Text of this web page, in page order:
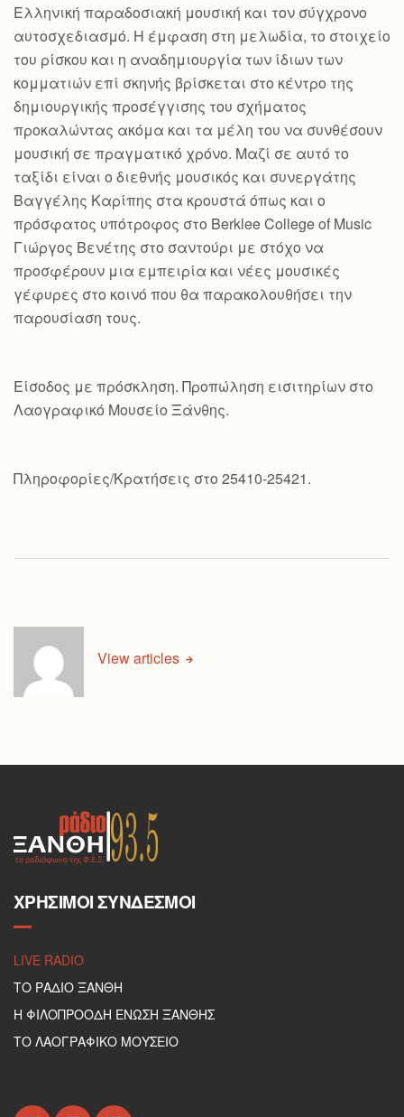
Ελληνική παραδοσιακή μουσική και τον σύγχρονο
αυτοσχεδιασμό. Η έμφαση στη μελωδία, το στοιχείο
του ρίσκου και η αναδημιουργία των ίδιων των
κομματιών επί σκηνής βρίσκεται στο κέντρο της
δημιουργικής προσέγγισης του σχήματος
προκαλώντας ακόμα και τα μέλη του να συνθέσουν
μουσική σε πραγματικό χρόνο. Μαζί σε αυτό το
ταξίδι είναι ο διεθνής μουσικός και συνεργάτης
Βαγγέλης Καρίπης στα κρουστά όπως και ο
πρόσφατος υπότροφος στο Berklee College of Music
Γιώργος Βενέτης στο σαντούρι με στόχο να
προσφέρουν μια εμπειρία και νέες μουσικές
γέφυρες στο κοινό που θα παρακολουθήσει την
παρουσίαση τους.
Είσοδος με πρόσκληση. Προπώληση εισιτηρίων στο
Λαογραφικό Μουσείο Ξάνθης.
Πληροφορίες/Κρατήσεις στο 25410-25421.
View articles
ΧΡΉΣΙΜΟΙ ΣΎΝΔΕΣΜΟΙ
LIVE RADIO
ΤΟ ΡΑΔΙΟ ΞΑΝΘΗ
Η ΦΙΛΟΠΡΟΟΔΗ ΕΝΩΣΗ ΞΑΝΘΗΣ
ΤΟ ΛΑΟΓΡΑΦΙΚΟ ΜΟΥΣΕΙΟ